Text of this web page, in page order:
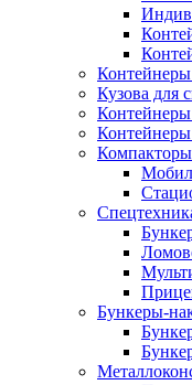
Кузова для
Бункеры-